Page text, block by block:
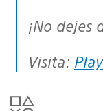
¡No
Visita: